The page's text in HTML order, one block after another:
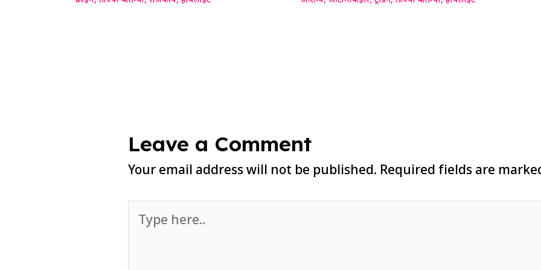
Leave a Comment
Your email address will not be published. Required fields are
Type
here..